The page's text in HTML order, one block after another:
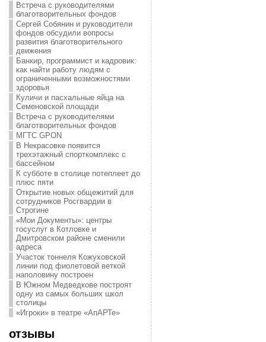
Встреча с руководителями
благотворительных фондов
Сергей Собянин и руководители
фондов обсудили вопросы
развития благотворительного
движения
Банкир, программист и кадровик:
как найти работу людям с
ограниченными возможностями
здоровья
Куличи и пасхальные яйца на
Семеновской площади
Встреча с руководителями
благотворительных фондов
МГТС GPON
В Некрасовке появится
трехэтажный спорткомплекс с
бассейном
К субботе в столице потеплеет до
плюс пяти
Открытие новых общежитий для
сотрудников Росгвардии в
Строгине
«Мои Документы»: центры
госуслуг в Котловке и
Дмитровском районе сменили
адреса
Участок тоннеля Кожуховской
линии под фиолетовой веткой
наполовину построен
В Южном Медведкове построят
одну из самых больших школ
столицы
«Игроки» в театре «АпАРТе»
отзывы